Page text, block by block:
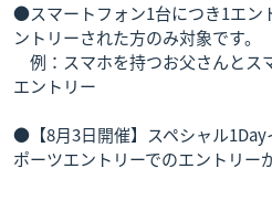
●スマートフォン1台につき1エン
ントリーされた方のみ対象です。
例：スマホを持つお父さんとス
エントリー
●【8月3日開催】スペシャル
ポーツエントリーでのエントリー